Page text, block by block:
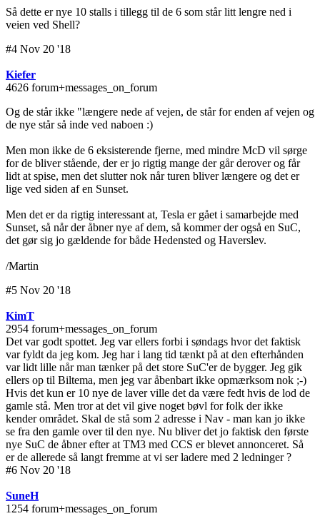
Så dette er nye 10 stalls i tillegg til de 6 som står litt lengre ned i
veien ved Shell?
#4 Nov 20 '18
Kiefer
4626 forum+messages_on_forum
Og de står ikke "længere nede af vejen, de står for enden af vejen og
de nye står så inde ved naboen :)
Men mon ikke de 6 eksisterende fjerne, med mindre McD vil sørge
for de bliver stående, der er jo rigtig mange der går derover og får
lidt at spise, men det slutter nok når turen bliver længere og det er
lige ved siden af en Sunset.
Men det er da rigtig interessant at, Tesla er gået i samarbejde med
Sunset, så når der åbner nye af dem, så kommer der også en SuC,
det gør sig jo gældende for både Hedensted og Haverslev.
/Martin
#5 Nov 20 '18
KimT
2954 forum+messages_on_forum
Det var godt spottet. Jeg var ellers forbi i søndags hvor det faktisk
var fyldt da jeg kom. Jeg har i lang tid tænkt på at den efterhånden
var lidt lille når man tænker på det store SuC'er de bygger. Jeg gik
ellers op til Biltema, men jeg var åbenbart ikke opmærksom nok ;-)
Hvis det kun er 10 nye de laver ville det da være fedt hvis de lod de
gamle stå. Men tror at det vil give noget bøvl for folk der ikke
kender området. Skal de stå som 2 adresse i Nav - man kan jo ikke
se fra den gamle over til den nye. Nu bliver det jo faktisk den første
nye SuC de åbner efter at TM3 med CCS er blevet annonceret. Så
er de allerede så langt fremme at vi ser ladere med 2 ledninger ?
#6 Nov 20 '18
SuneH
1254 forum+messages_on_forum